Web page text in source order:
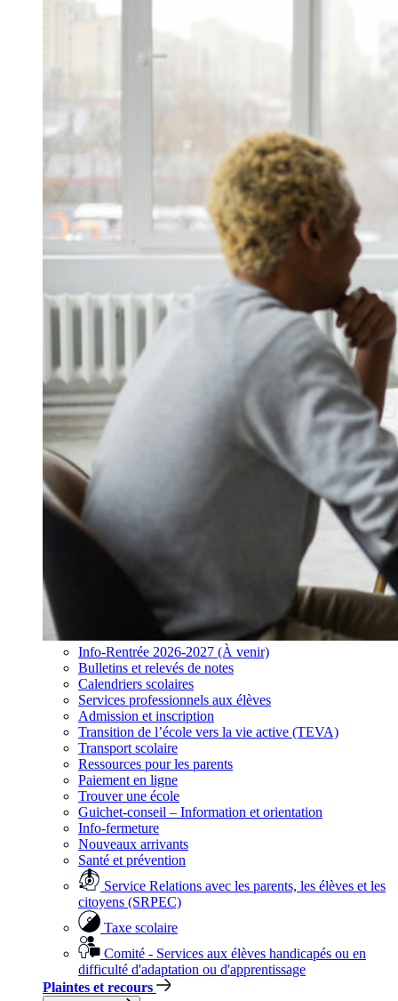
Info-Rentrée 2026-2027 (À venir)
Bulletins et relevés de notes
Calendriers scolaires
Services professionnels aux élèves
Admission et inscription
Transition de l’école vers la vie active (TEVA)
Transport scolaire
Ressources pour les parents
Paiement en ligne
Trouver une école
Guichet-conseil – Information et orientation
Info-fermeture
Nouveaux arrivants
Santé et prévention
Service Relations avec les parents, les élèves et les
citoyens (SRPEC)
Taxe scolaire
Comité - Services aux élèves handicapés ou en
difficulté d'adaptation ou d'apprentissage
Plaintes et recours